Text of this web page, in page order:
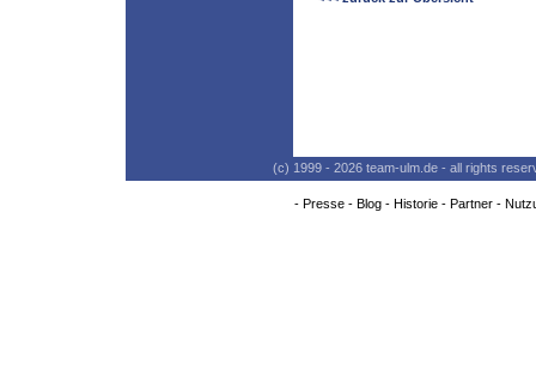
(c) 1999 - 2026 team-ulm.de - all rights
- Presse- Blog- Historie- Partner-